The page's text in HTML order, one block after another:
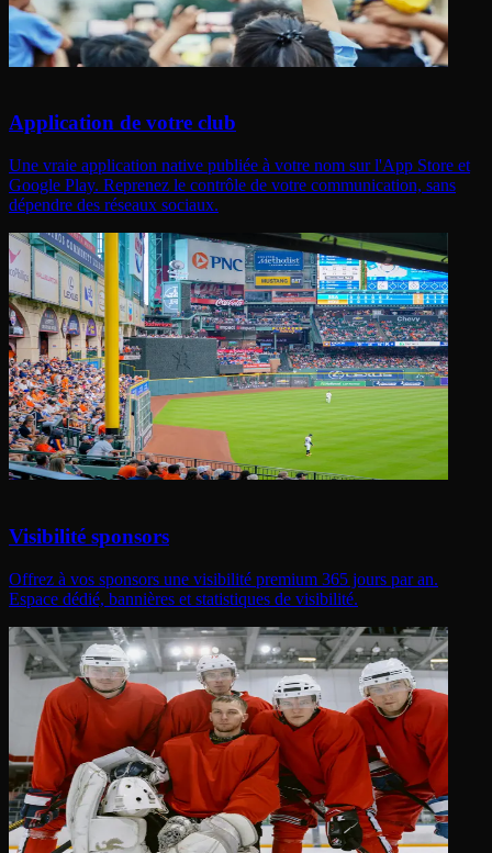
Application de votre club
Une vraie application native publiée à votre nom sur l'App Store et
Google Play. Reprenez le contrôle de votre communication, sans
dépendre des réseaux sociaux.
Visibilité sponsors
Offrez à vos sponsors une visibilité premium 365 jours par an.
Espace dédié, bannières et statistiques de visibilité.